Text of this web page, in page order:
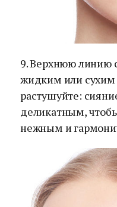
9. Верхнюю линию
жидким или сухим
растушуйте:
деликатным,
нежным и